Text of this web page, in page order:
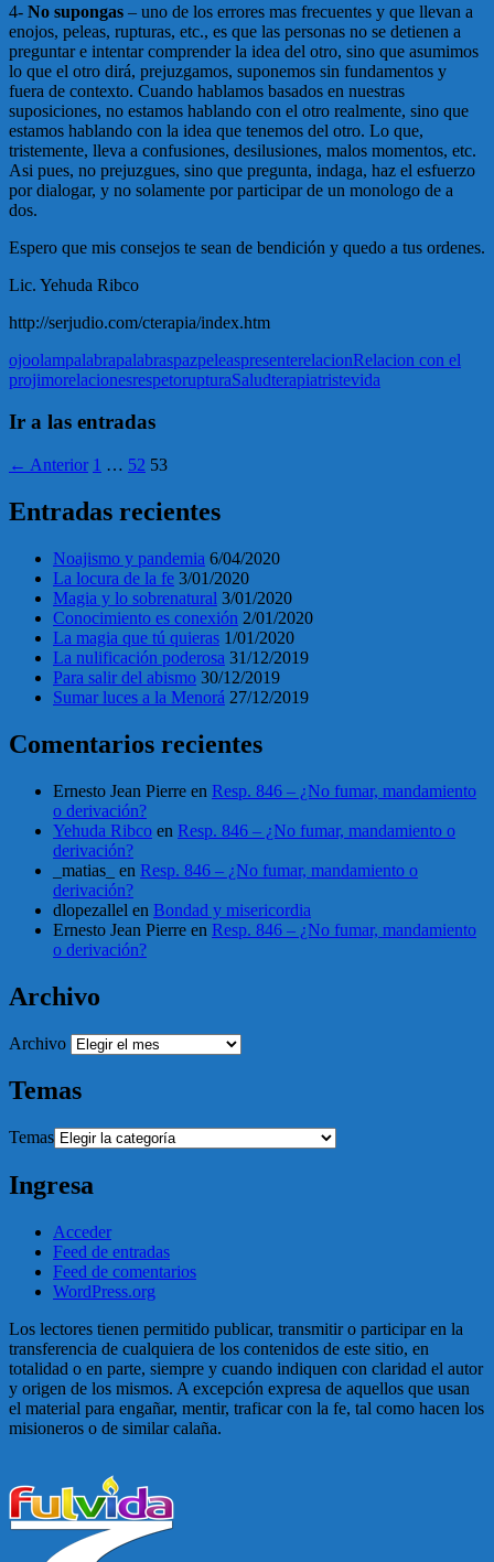
4- No supongas – uno de los errores mas frecuentes y que llevan a
enojos, peleas, rupturas, etc., es que las personas no se detienen a
preguntar e intentar comprender la idea del otro, sino que asumimos
lo que el otro dirá, prejuzgamos, suponemos sin fundamentos y
fuera de contexto. Cuando hablamos basados en nuestras
suposiciones, no estamos hablando con el otro realmente, sino que
estamos hablando con la idea que tenemos del otro. Lo que,
tristemente, lleva a confusiones, desilusiones, malos momentos, etc.
Asi pues, no prejuzgues, sino que pregunta, indaga, haz el esfuerzo
por dialogar, y no solamente por participar de un monologo de a
dos.
Espero que mis consejos te sean de bendición y quedo a tus ordenes.
Lic. Yehuda Ribco
http://serjudio.com/cterapia/index.htm
ojoolampalabrapalabraspazpeleaspresenterelacionRelacion con el
projimorelacionesrespetorupturaSaludterapiatristevida
Ir a las entradas
← Anterior 1 … 52 53
Entradas recientes
Noajismo y pandemia 6/04/2020
La locura de la fe 3/01/2020
Magia y lo sobrenatural 3/01/2020
Conocimiento es conexión 2/01/2020
La magia que tú quieras 1/01/2020
La nulificación poderosa 31/12/2019
Para salir del abismo 30/12/2019
Sumar luces a la Menorá 27/12/2019
Comentarios recientes
Ernesto Jean Pierre en Resp. 846 – ¿No fumar, mandamiento
o derivación?
Yehuda Ribco en Resp. 846 – ¿No fumar, mandamiento o
derivación?
_matias_
en Resp. 846 – ¿No fumar, mandamiento o
derivación?
dlopezallel en Bondad y misericordia
Ernesto Jean Pierre en Resp. 846 – ¿No fumar, mandamiento
o derivación?
Archivo
Archivo
Temas
Temas
Ingresa
Acceder
Feed de entradas
Feed de comentarios
WordPress.org
Los lectores tienen permitido publicar, transmitir o participar en la
transferencia de cualquiera de los contenidos de este sitio, en
totalidad o en parte, siempre y cuando indiquen con claridad el autor
y origen de los mismos. A excepción expresa de aquellos que usan
el material para engañar, mentir, traficar con la fe, tal como hacen los
misioneros o de similar calaña.